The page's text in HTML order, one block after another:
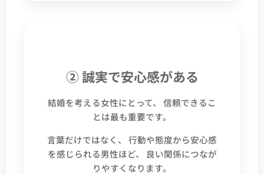
② 誠実で安心感がある
結婚を考える女性にとって、 信頼できるこ
とは最も重要です。
言葉だけではなく、 行動や態度から安心感
を感じられる男性ほど、 良い関係につなが
りやすくなります。